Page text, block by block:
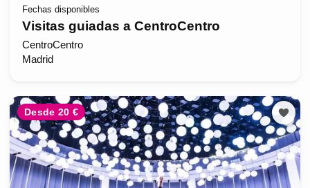
Fechas disponibles
Visitas guiadas a CentroCentro
CentroCentro
Madrid
Desde 20 €